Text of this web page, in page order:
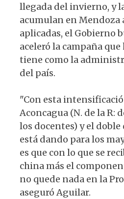
llegada del invierno, y
acumulan en Mendoza
aplicadas, el Gobierno
aceleró la campaña
tiene como la
del país.
"Con esta
Aconcagua (N. de la R:
los docentes) y el doble
está dando para los
es que con lo que se
china más el
no quede nada en la
aseguró Aguilar.